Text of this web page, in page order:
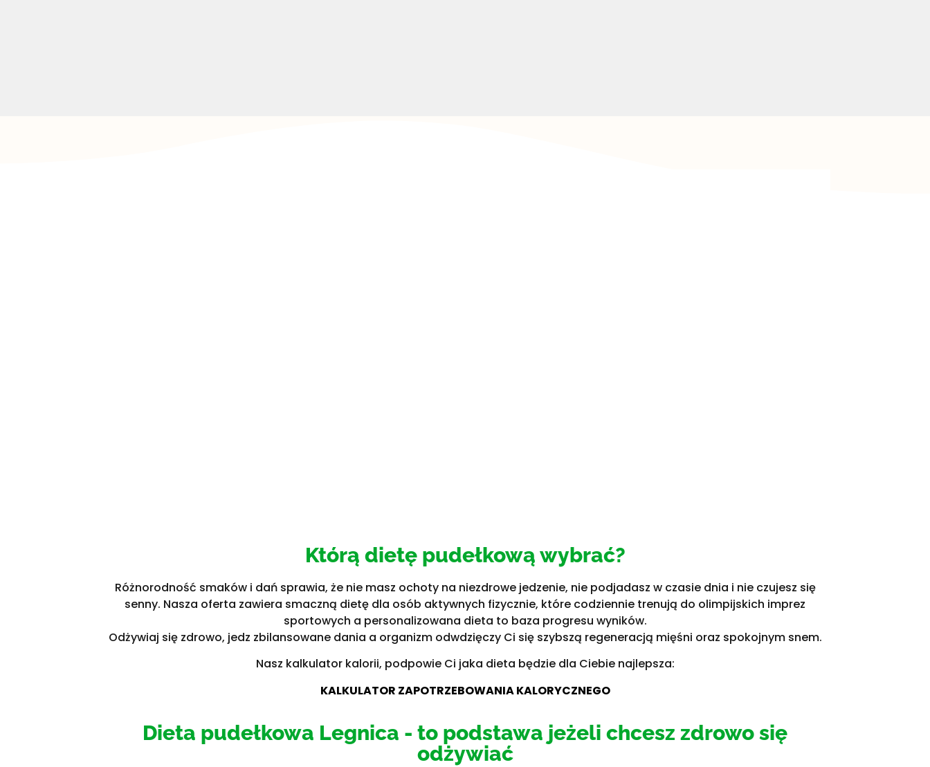
Którą dietę pudełkową wybrać?
Różnorodność smaków i dań sprawia, że nie masz ochoty na niezdrowe jedzenie, nie podjadasz w czasie dnia i nie czujesz się
senny. Nasza oferta zawiera smaczną dietę dla osób aktywnych fizycznie, które codziennie trenują do olimpijskich imprez
sportowych a personalizowana dieta to baza progresu wyników.
Odżywiaj się zdrowo, jedz zbilansowane dania a organizm odwdzięczy Ci się szybszą regeneracją mięśni oraz spokojnym snem.
Nasz kalkulator kalorii, podpowie Ci jaka dieta będzie dla Ciebie najlepsza:
KALKULATOR ZAPOTRZEBOWANIA KALORYCZNEGO
Dieta pudełkowa Legnica - to podstawa jeżeli chcesz zdrowo się
odżywiać